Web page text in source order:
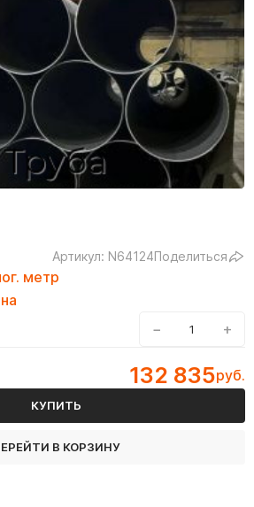
Артикул: N64124Поделиться
метр
− +
132 835руб.
КУПИТЬ
В КОРЗИНУ